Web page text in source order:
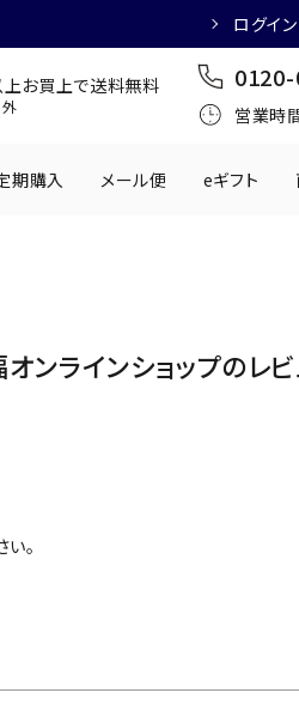
ログイン
お買上で送料無料
営業時
手提げ袋
～
期購入 メール便 eギフト
ンラインショップのレ
。